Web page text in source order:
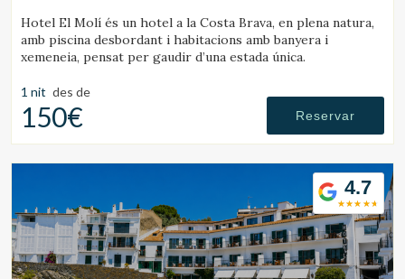
Hotel El Molí és un hotel a la Costa Brava, en plena natura,
amb piscina desbordant i habitacions amb banyera i
xemeneia, pensat per gaudir d’una estada única.
1 nit des de
150€ Reservar
4.7